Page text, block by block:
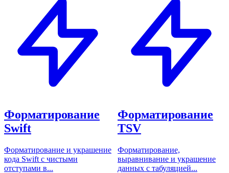
Форматирование
Swift
Форматирование и украшение
кода Swift с чистыми
отступами в...
Форматирование
TSV
Форматирование,
выравнивание и украшение
данных с табуляцией...